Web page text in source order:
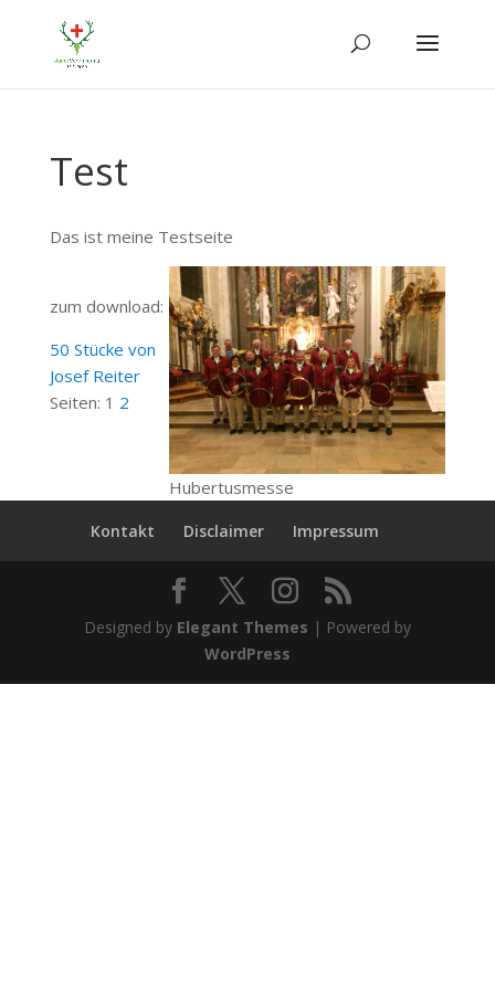
Test
Das ist meine Testseite
Hubertusmesse
zum download:
50 Stücke von
Josef Reiter
Seiten: 1 2
Kontakt Disclaimer Impressum
Designed by Elegant Themes | Powered by
WordPress